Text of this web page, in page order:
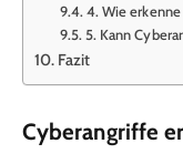
4. Wie
5. Kann
Fazit
Cyberangriffe